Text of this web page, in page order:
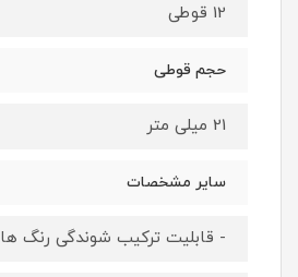
12 قوطی
حجم قوطی
21 میلی متر
سایر مشخصات
- قابلیت ترکیب شوندگی رنگ ها